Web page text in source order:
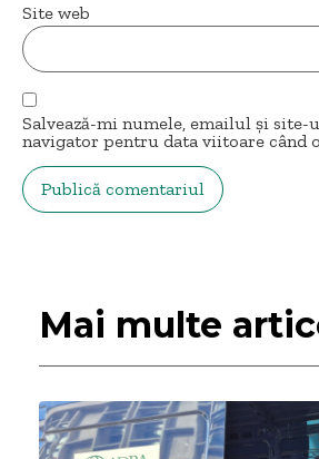
Site web
Salvează-mi numele, emailul și site-
navigator pentru data viitoare când
Mai multe